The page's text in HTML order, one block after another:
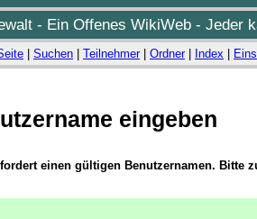
- Ein Offenes WikiWeb - Jeder
Suchen Teilnehmer| Ordner| Index
eingeben
einen gültigen Benutzernamen. Bitte